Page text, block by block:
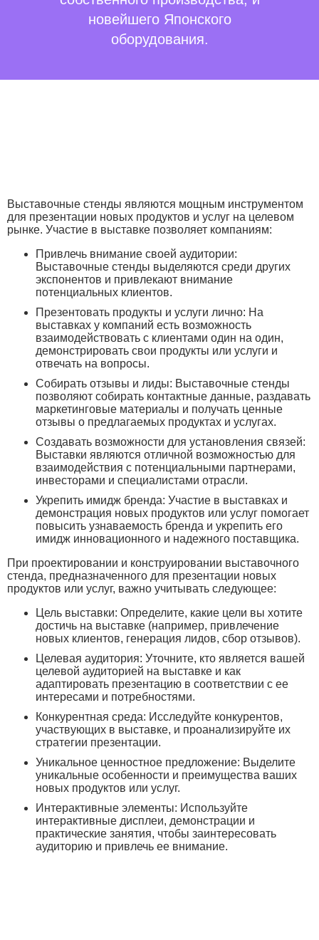
новейшего Японского
оборудования.
Выставочные стенды являются мощным инструментом
для презентации новых продуктов и услуг на целевом
рынке. Участие в выставке позволяет компаниям:
Привлечь внимание своей аудитории:
Выставочные стенды выделяются среди других
экспонентов и привлекают внимание
потенциальных клиентов.
Презентовать продукты и услуги лично: На
выставках у компаний есть возможность
взаимодействовать с клиентами один на один,
демонстрировать свои продукты или услуги и
отвечать на вопросы.
Собирать отзывы и лиды: Выставочные стенды
позволяют собирать контактные данные, раздавать
маркетинговые материалы и получать ценные
отзывы о предлагаемых продуктах и услугах.
Создавать возможности для установления связей:
Выставки являются отличной возможностью для
взаимодействия с потенциальными партнерами,
инвесторами и специалистами отрасли.
Укрепить имидж бренда: Участие в выставках и
демонстрация новых продуктов или услуг помогает
повысить узнаваемость бренда и укрепить его
имидж инновационного и надежного поставщика.
При проектировании и конструировании выставочного
стенда, предназначенного для презентации новых
продуктов или услуг, важно учитывать следующее:
Цель выставки: Определите, какие цели вы хотите
достичь на выставке (например, привлечение
новых клиентов, генерация лидов, сбор отзывов).
Целевая аудитория: Уточните, кто является вашей
целевой аудиторией на выставке и как
адаптировать презентацию в соответствии с ее
интересами и потребностями.
Конкурентная среда: Исследуйте конкурентов,
участвующих в выставке, и проанализируйте их
стратегии презентации.
Уникальное ценностное предложение: Выделите
уникальные особенности и преимущества ваших
новых продуктов или услуг.
Интерактивные элементы: Используйте
интерактивные дисплеи, демонстрации и
практические занятия, чтобы заинтересовать
аудиторию и привлечь ее внимание.